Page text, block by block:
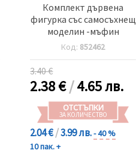
Комплект дървена
фигурка със самосъхнещ
моделин -мъфин
Код: 852462
3.40 €
2.38€/4.65 лв.
ОТСТЪПКИ
ЗА КОЛИЧЕСТВО
2.04 €/3.99 лв.- 40 %
10 пак. +